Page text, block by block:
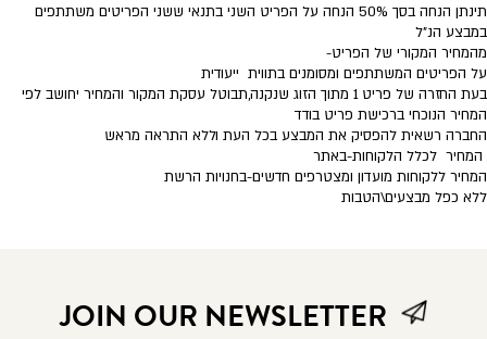
תינתן הנחה בסך 50% הנחה על הפריט השני בתנאי ששני הפריטים משתתפים
במבצע הנ"ל
-מהמחיר המקורי של הפריט
על הפריטים המשתתפים ומסומנים בתווית ייעודית
בעת החזרה של פריט 1 מתוך הזוג שנקנה,תבוטל עסקת המקור והמחיר יחושב לפי
המחיר הנוכחי ברכישת פריט בודד
החברה רשאית להפסיק את המבצע בכל העת וללא התראה מראש
המחיר לכלל הלקוחות-באתר
המחיר ללקוחות מועדון ומצטרפים חדשים-בחנויות הרשת
ללא כפל מבצעים\הטבות
JOIN OUR NEWSLETTER